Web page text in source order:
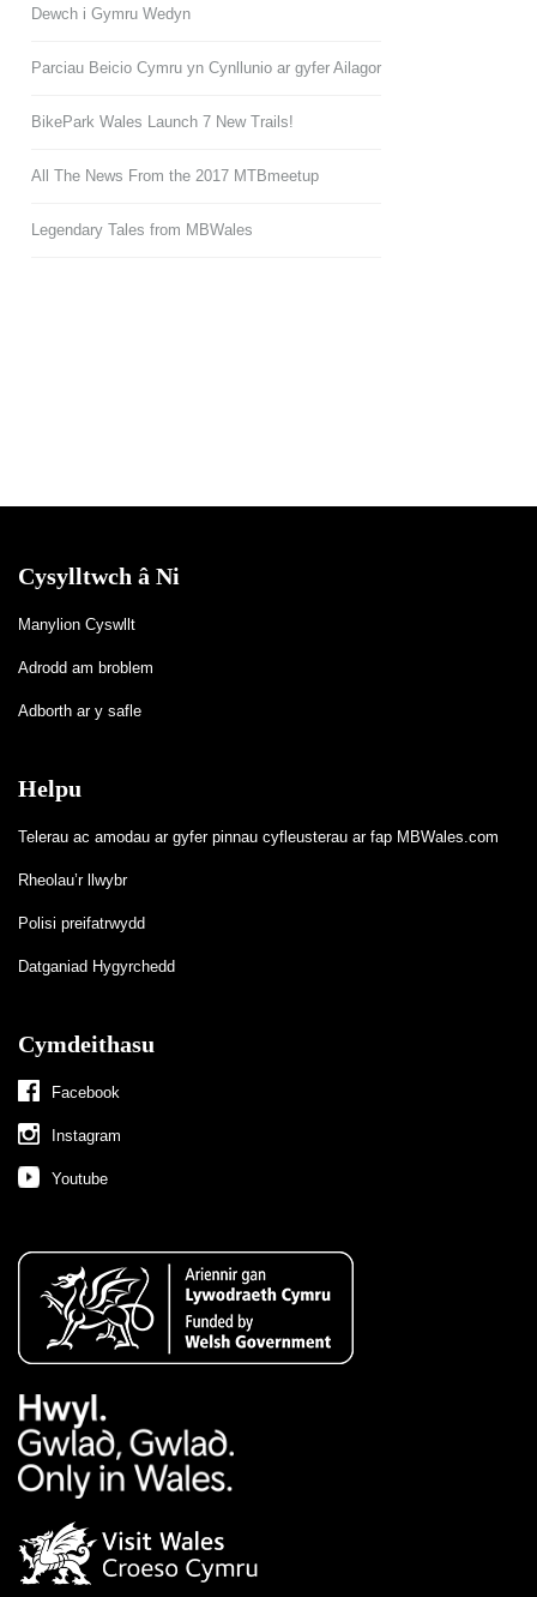
Dewch i Gymru Wedyn
Parciau Beicio Cymru yn Cynllunio ar gyfer Ailagor
BikePark Wales Launch 7 New Trails!
All The News From the 2017 MTBmeetup
Legendary Tales from MBWales
Cysylltwch â Ni
Manylion Cyswllt
Adrodd am broblem
Adborth ar y safle
Helpu
Telerau ac amodau ar gyfer pinnau cyfleusterau ar fap MBWales.com
Rheolau’r llwybr
Polisi preifatrwydd
Datganiad Hygyrchedd
Cymdeithasu
Facebook
Instagram
Youtube